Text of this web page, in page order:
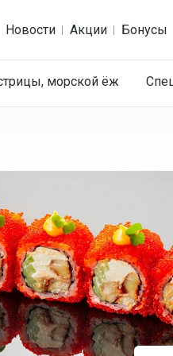
Новости Акции Бонусы
морской ёж